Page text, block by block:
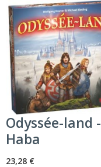
Odyssée-land -
Haba
23,28 €